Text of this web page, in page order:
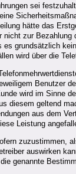
sei
hätte das
nicht zur
grundsätzlich
wird über die
Benutzer
wird im Sinne
diesem geltend
aus dem
Leistung
zuzustimmen,
auswirken
genannte